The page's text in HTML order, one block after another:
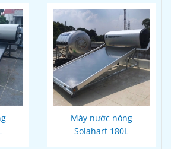
Máy nước nóng
Solahart 180L